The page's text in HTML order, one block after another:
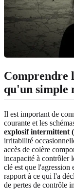
Comprendre
qu'un simple
Il est important de
courante et les
explosif intermittent
irritabilité
accès de colère
incapacité à contrôler
clé est que l'agression
rapport à ce qui l'a
de pertes de contrôle